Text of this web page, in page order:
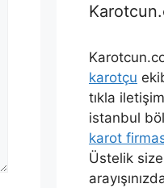
karotçu
tıkla
istanbul
karot
Üstelik size